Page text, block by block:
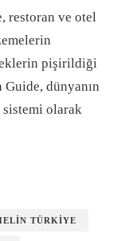
restoran ve otel
pişirildiği
dünyanın
olarak
TÜRKIYE